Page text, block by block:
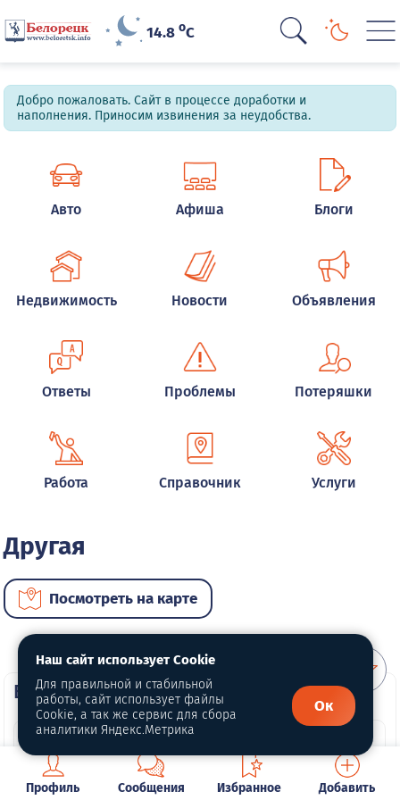
14.8oC
Добро пожаловать. Сайт в процессе доработки и
наполнения. Приносим извинения за неудобства.
Авто Афиша Блоги
Недвижимость Новости Объявления
Ответы Проблемы Потеряшки
Работа Справочник Услуги
Другая
Посмотреть на карте
ВИП автомобили
Профиль Сообщения Избранное Добавить
Наш сайт использует Cookie
Для правильной и стабильной
работы, сайт использует файлы
Cookie, а так же сервис для сбора
аналитики Яндекс.Метрика
Ок